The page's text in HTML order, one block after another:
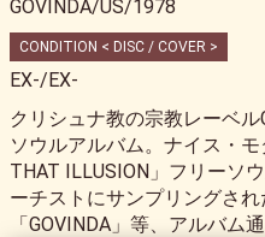
GOVINDA/US/1978
CONDITION < DISC / COVER >
EX-/EX-
クリシュナ教の宗教レーベ
ソウルアルバム。ナイス・
THAT ILLUSION」フリーソ
ーチストにサンプリングさ
「GOVINDA」等、アルバム